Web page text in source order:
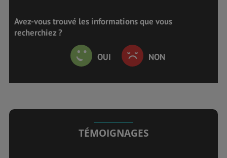
Avez-vous trouvé les informations que vous
recherchiez ?
OUI NON
TÉMOIGNAGES